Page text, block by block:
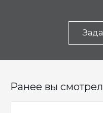
Ранее вы